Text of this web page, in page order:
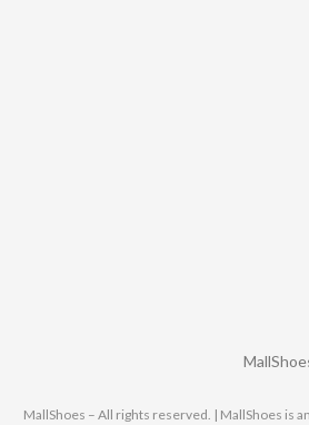
© 2025 MallShoes – All rights reserved. | MallShoes